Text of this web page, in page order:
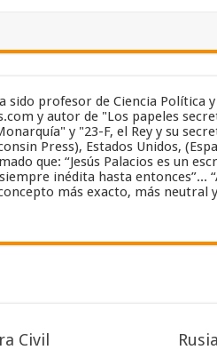
profesor de Ciencia Política
y autor de "Los papeles
y "23-F, el Rey y su
Press), Estados Unidos,
que: “Jesús Palacios es un
inédita hasta entonces”...
más exacto, más neutral
Civil